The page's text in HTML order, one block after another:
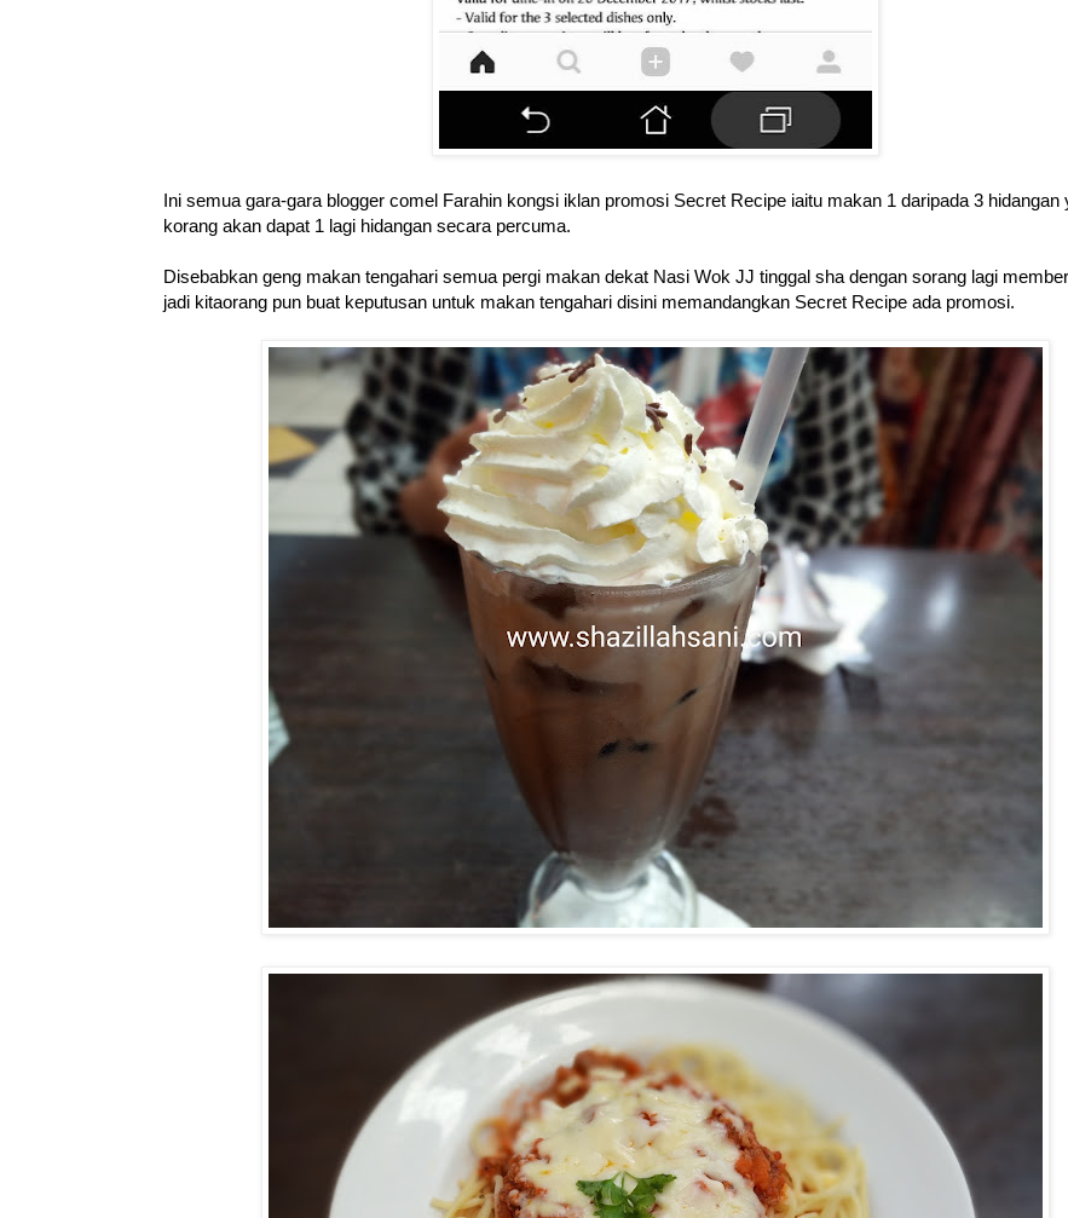
Ini semua gara-gara blogger comel Farahin kongsi iklan promosi Secret Recipe iaitu makan 1 daripada 3 hidangan
korang akan dapat 1 lagi hidangan secara percuma.
Disebabkan geng makan tengahari semua pergi makan dekat Nasi Wok JJ tinggal sha dengan sorang lagi
jadi kitaorang pun buat keputusan untuk makan tengahari disini memandangkan Secret Recipe ada promosi.